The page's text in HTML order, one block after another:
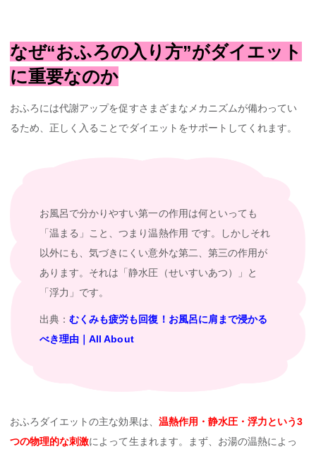
なぜ“おふろの入り方”がダイエット
に重要なのか
おふろには代謝アップを促すさまざまなメカニズムが備わってい
るため、正しく入ることでダイエットをサポートしてくれます。
お風呂で分かりやすい第一の作用は何といっても
「温まる」こと、つまり温熱作用 です。しかしそれ
以外にも、気づきにくい意外な第二、第三の作用が
あります。それは「静水圧（せいすいあつ）」と
「浮力」です。
出典：むくみも疲労も回復！お風呂に肩まで浸かる
べき理由｜All About
おふろダイエットの主な効果は、 温熱作用・静水圧・浮力という3
つの物理的な刺激によって生まれます。まず、お湯の温熱によっ